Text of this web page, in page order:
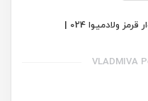
سر سوهان شنی پدیکور دوکی بزرگ نوار قرمز ولادمیوا 024 |
VLADMIVA